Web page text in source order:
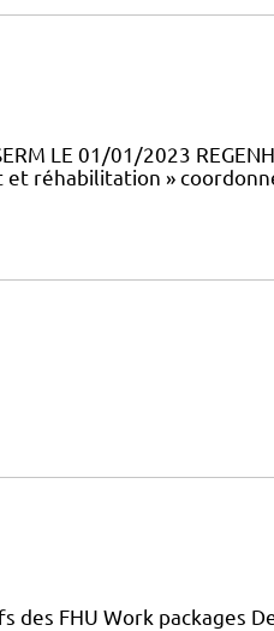
LE 01/01/2023
réhabilitation » coordonné
des FHU Work packages